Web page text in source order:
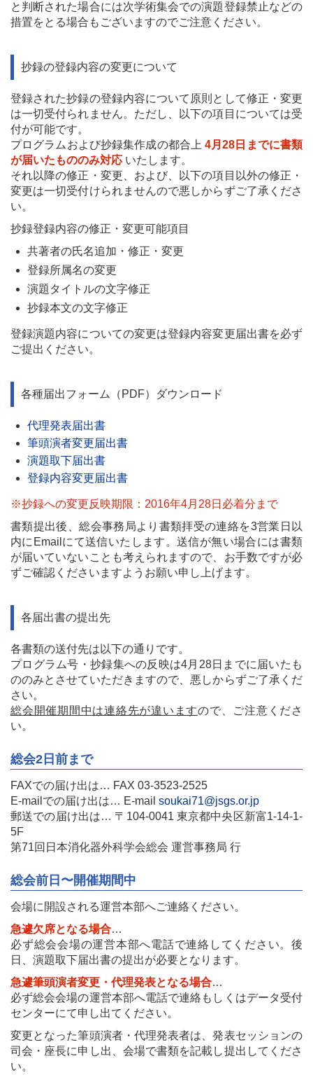
と判断された場合には次学術集会での演題登録禁止などの
措置をとる場合もございますのでご注意ください。
抄録の登録内容の変更について
登録された抄録の登録内容について原則として修正・変更
は一切受付られません。ただし、以下の項目については受
付が可能です。
プログラムおよび抄録集作成の都合上4月28日までに書類
が届いたもののみ対応 いたします。
それ以降の修正・変更、および、以下の項目以外の修正・
変更は一切受付けられませんので悪しからずご了承くださ
い。
抄録登録内容の修正・変更可能項目
共著者の氏名追加・修正・変更
登録所属名の変更
演題タイトルの文字修正
抄録本文の文字修正
登録演題内容についての変更は登録内容変更届出書を必ず
ご提出ください。
各種届出フォーム（PDF）ダウンロード
代理発表届出書
筆頭演者変更届出書
演題取下届出書
登録内容変更届出書
※抄録への変更反映期限：2016年4月28日必着分まで
書類提出後、総会事務局より書類拝受の連絡を3営業日以
内にEmailにて送信いたします。送信が無い場合には書類
が届いていないことも考えられますので、お手数ですが必
ずご確認くださいますようお願い申し上げます。
各届出書の提出先
各書類の送付先は以下の通りです。
プログラム号・抄録集への反映は4月28日までに届いたも
ののみとさせていただきますので、悪しからずご了承くだ
さい。
総会開催期間中は連絡先が違いますので、ご注意くださ
い。
総会2日前まで
FAXでの届け出は… FAX 03-3523-2525
E-mailでの届け出は… E-mail soukai71@jsgs.or.jp
郵送での届け出は… 〒104-0041 東京都中央区新富1-14-1-
5F
第71回日本消化器外科学会総会 運営事務局 行
総会前日〜開催期間中
会場に開設される運営本部へご連絡ください。
急遽欠席となる場合…
必ず総会会場の運営本部へ電話で連絡してください。後
日、演題取下届出書の提出が必要となります。
急遽筆頭演者変更・代理発表となる場合…
必ず総会会場の運営本部へ電話で連絡もしくはデータ受付
センターにて申し出てください。
変更となった筆頭演者・代理発表者は、発表セッションの
司会・座長に申し出、会場で書類を記載し提出してくださ
い。